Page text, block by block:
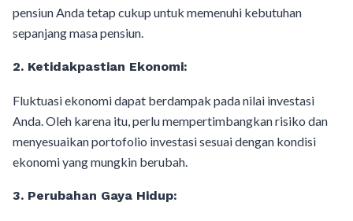
pensiun Anda tetap cukup untuk memenuhi kebutuhan
sepanjang masa pensiun.
2. Ketidakpastian Ekonomi:
Fluktuasi ekonomi dapat berdampak pada nilai investasi
Anda. Oleh karena itu, perlu mempertimbangkan risiko dan
menyesuaikan portofolio investasi sesuai dengan kondisi
ekonomi yang mungkin berubah.
3. Perubahan Gaya Hidup: